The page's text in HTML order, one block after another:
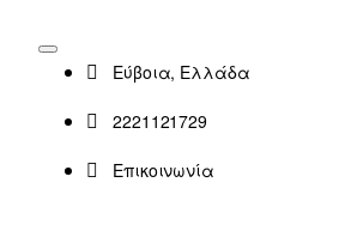
Εύβοια, Ελλάδα
2221121729
Επικοινωνία